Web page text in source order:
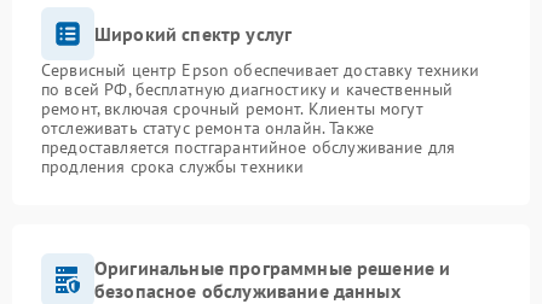
Широкий спектр услуг
Сервисный центр Epson обеспечивает доставку техники
по всей РФ, бесплатную диагностику и качественный
ремонт, включая срочный ремонт. Клиенты могут
отслеживать статус ремонта онлайн. Также
предоставляется постгарантийное обслуживание для
продления срока службы техники
Оригинальные программные решение и
безопасное обслуживание данных